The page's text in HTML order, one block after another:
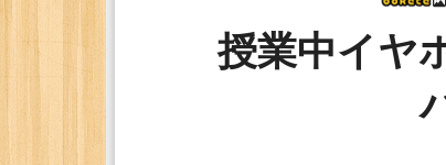
授業中イヤ